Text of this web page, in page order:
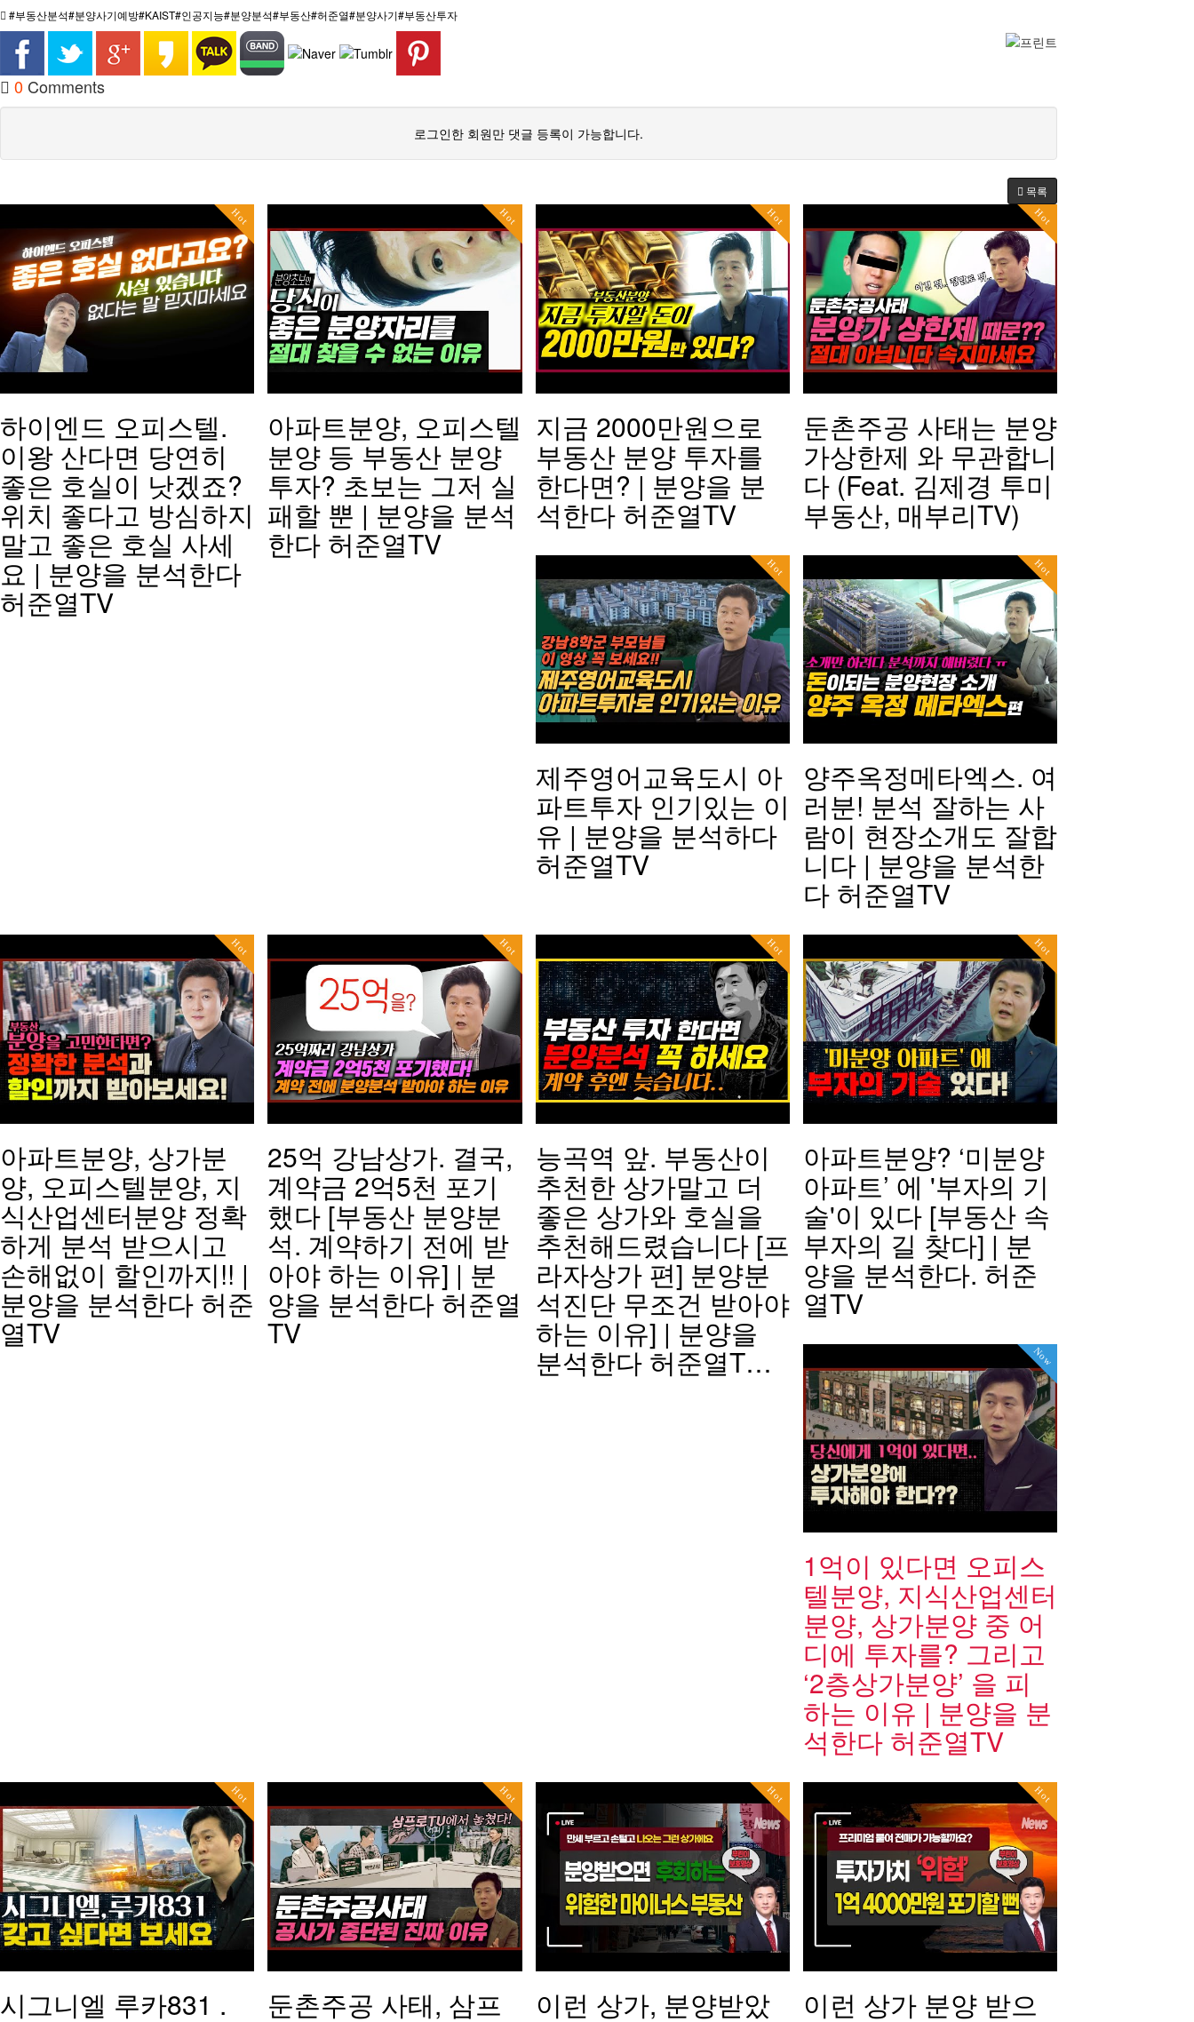
#부동산분석#분양사기예방#KAIST#인공지능#분양분석#부동산#허준열#분양사기#부동산투자
0 Comments
로그인한 회원만 댓글 등록이 가능합니다.
목록
Hot
하이엔드 오피스텔.
이왕 산다면 당연히
좋은 호실이 낫겠죠?
위치 좋다고 방심하지
말고 좋은 호실 사세
요 | 분양을 분석한다
허준열TV
Hot
아파트분양, 오피스텔
분양 등 부동산 분양
투자? 초보는 그저 실
패할 뿐 | 분양을 분석
한다 허준열TV
Hot
지금 2000만원으로
부동산 분양 투자를
한다면? | 분양을 분
석한다 허준열TV
Hot
둔촌주공 사태는 분양
가상한제 와 무관합니
다 (Feat. 김제경 투미
부동산, 매부리TV)
Hot
제주영어교육도시 아
파트투자 인기있는 이
유 | 분양을 분석하다
허준열TV
Hot
양주옥정메타엑스. 여
러분! 분석 잘하는 사
람이 현장소개도 잘합
니다 | 분양을 분석한
다 허준열TV
Hot
아파트분양, 상가분
양, 오피스텔분양, 지
식산업센터분양 정확
하게 분석 받으시고
손해없이 할인까지!! |
분양을 분석한다 허준
열TV
Hot
25억 강남상가. 결국,
계약금 2억5천 포기
했다 [부동산 분양분
석. 계약하기 전에 받
아야 하는 이유] | 분
양을 분석한다 허준열
TV
Hot
능곡역 앞. 부동산이
추천한 상가말고 더
좋은 상가와 호실을
추천해드렸습니다 [프
라자상가 편] 분양분
석진단 무조건 받아야
하는 이유] | 분양을
분석한다 허준열T…
Hot
아파트분양? ‘미분양
아파트’ 에 '부자의 기
술'이 있다 [부동산 속
부자의 길 찾다] | 분
양을 분석한다. 허준
열TV
Now
1억이 있다면 오피스
텔분양, 지식산업센터
분양, 상가분양 중 어
디에 투자를? 그리고
‘2층상가분양’ 을 피
하는 이유 | 분양을 분
석한다 허준열TV
Hot
시그니엘 루카831 .
Hot
둔촌주공 사태, 삼프
Hot
이런 상가, 분양받았
Hot
이런 상가 분양 받으